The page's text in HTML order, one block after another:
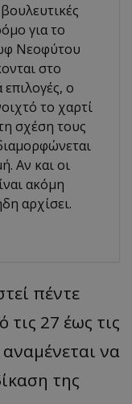
για το
Νεοφύτου
στο
ο
το χαρτί
σχέση τους
Αν και οι
ακόμη
αρχίσει.
πέντε
τις 27 έως τις
αναμένεται να
της